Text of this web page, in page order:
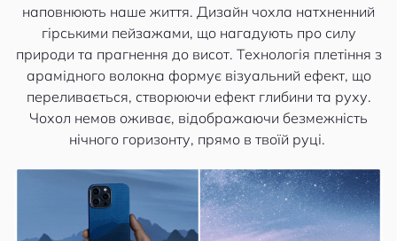
наповнюють наше життя. Дизайн чохла натхненний
гірськими пейзажами, що нагадують про силу
природи та прагнення до висот. Технологія плетіння з
арамідного волокна формує візуальний ефект, що
переливається, створюючи ефект глибини та руху.
Чохол немов оживає, відображаючи безмежність
нічного горизонту, прямо в твоїй руці.